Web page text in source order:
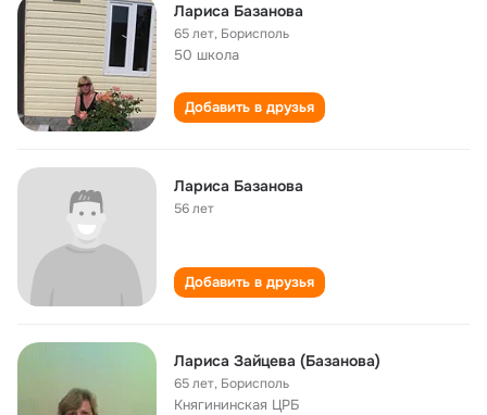
Лариса Базанова
65 лет, Борисполь
50 школа
Добавить в друзья
Лариса Базанова
56 лет
Добавить в друзья
Лариса Зайцева (Базанова)
65 лет, Борисполь
Княгининская ЦРБ